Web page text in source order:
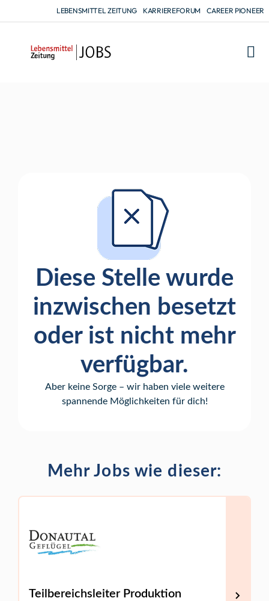
LEBENSMITTEL ZEITUNG KARRIEREFORUM CAREER PIONEER
Diese Stelle wurde
inzwischen besetzt
oder ist nicht mehr
verfügbar.
Aber keine Sorge – wir haben viele weitere
spannende Möglichkeiten für dich!
Mehr Jobs wie dieser:
Teilbereichsleiter Produktion